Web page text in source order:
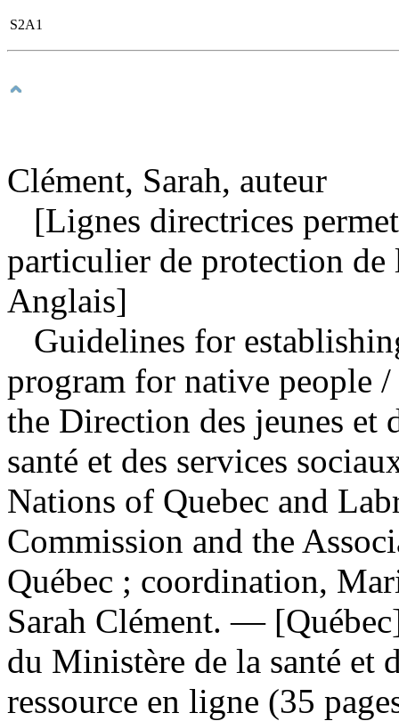
S2A1
Clément, Sarah, auteur
[Lignes directrices
particulier de protection de
Anglais]
Guidelines for
program for native people /
the Direction des jeunes et
santé et des services
Nations of Quebec and
Commission and the
Québec ; coordination,
Sarah Clément. —
du Ministère de la santé
ressource en ligne (35